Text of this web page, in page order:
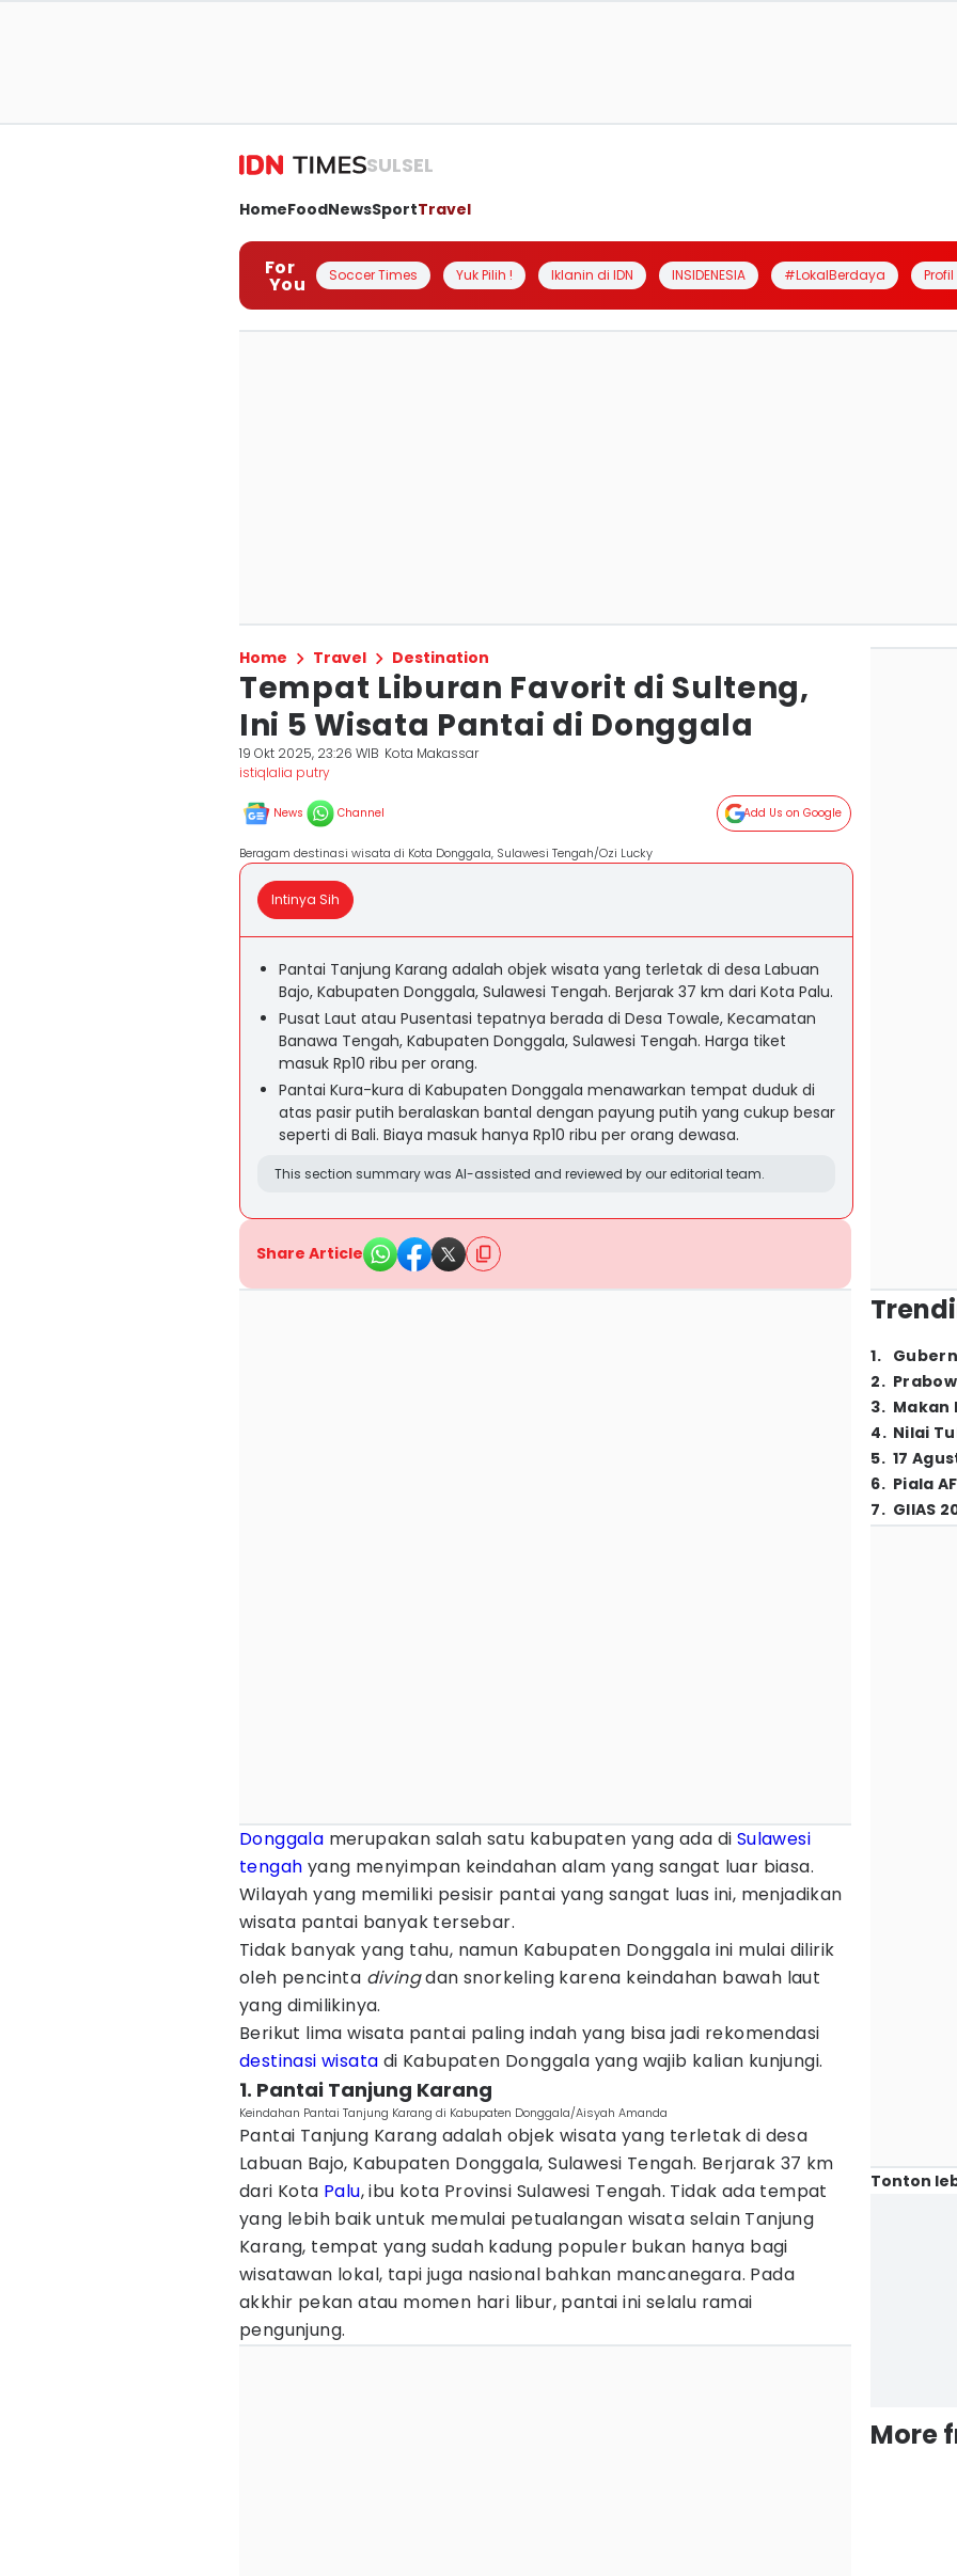
SULSEL
HomeFoodNewsSportTravel
For
You Soccer Times Yuk Pilih ! Iklanin di IDN INSIDENESIA #LokalBerdaya
Home Travel Destination
Tempat Liburan Favorit di Sulteng,
Ini 5 Wisata Pantai di Donggala
19 Okt 2025, 23:26 WIB Kota Makassar
istiqlalia putry
News Channel Add Us on Google
Beragam destinasi wisata di Kota Donggala, Sulawesi Tengah/Ozi Lucky
Intinya Sih
Pantai Tanjung Karang adalah objek wisata yang terletak di desa Labuan
Bajo, Kabupaten Donggala, Sulawesi Tengah. Berjarak 37 km dari Kota Palu.
Pusat Laut atau Pusentasi tepatnya berada di Desa Towale, Kecamatan
Banawa Tengah, Kabupaten Donggala, Sulawesi Tengah. Harga tiket
masuk Rp10 ribu per orang.
Pantai Kura-kura di Kabupaten Donggala menawarkan tempat duduk di
atas pasir putih beralaskan bantal dengan payung putih yang cukup besar
seperti di Bali. Biaya masuk hanya Rp10 ribu per orang dewasa.
This section summary was AI-assisted and reviewed by our editorial team.
Share Article
Donggala merupakan salah satu kabupaten yang ada di Sulawesi
tengah yang menyimpan keindahan alam yang sangat luar biasa.
Wilayah yang memiliki pesisir pantai yang sangat luas ini, menjadikan
wisata pantai banyak tersebar.
Tidak banyak yang tahu, namun Kabupaten Donggala ini mulai dilirik
oleh pencinta divingdan snorkeling karena keindahan bawah laut
yang dimilikinya.
Berikut lima wisata pantai paling indah yang bisa jadi rekomendasi
destinasi wisata di Kabupaten Donggala yang wajib kalian kunjungi.
1. Pantai Tanjung Karang
Keindahan Pantai Tanjung Karang di Kabupaten Donggala/Aisyah Amanda
Pantai Tanjung Karang adalah objek wisata yang terletak di desa
Labuan Bajo, Kabupaten Donggala, Sulawesi Tengah. Berjarak 37 km
dari Kota Palu, ibu kota Provinsi Sulawesi Tengah. Tidak ada tempat
yang lebih baik untuk memulai petualangan wisata selain Tanjung
Karang, tempat yang sudah kadung populer bukan hanya bagi
wisatawan lokal, tapi juga nasional bahkan mancanegara. Pada
akkhir pekan atau momen hari libur, pantai ini selalu ramai
pengunjung.
1.
2.
3. Makan
4. Nilai
5. 17
6. Piala
7. GIIAS
Tonton
More